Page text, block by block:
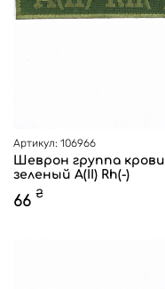
Артикул: 106966
Шеврон группа крови
зеленый A(II) Rh(-)
66 ₴